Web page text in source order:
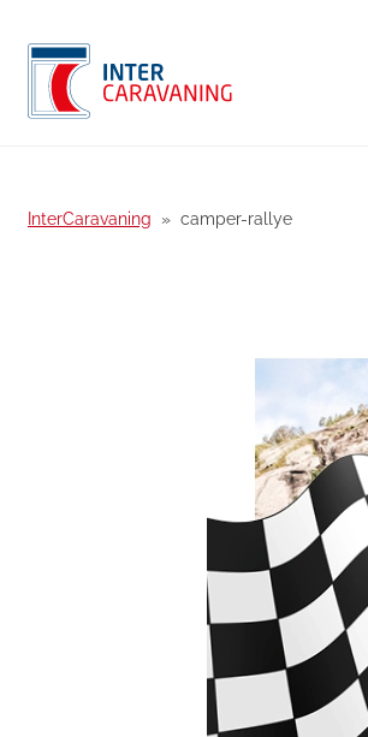
InterCaravaning camper-rallye